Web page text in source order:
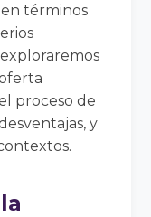
términos
proceso de
y